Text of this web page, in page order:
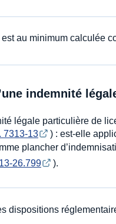
au minimum calculée
indemnité
légale particulière de
7313-13
) : est-elle
plancher
13-26.799 ).
dispositions